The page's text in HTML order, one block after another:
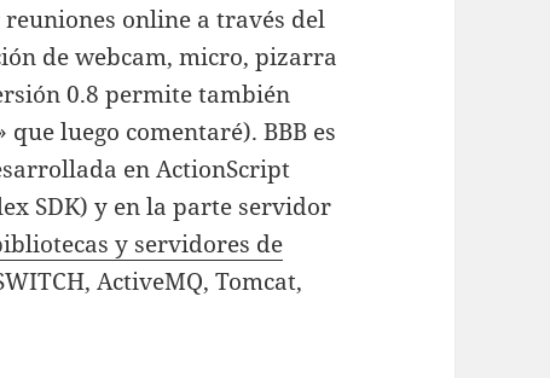
online a través del
de webcam, micro, pizarra
0.8 permite también
luego comentaré). BBB es
en ActionScript
SDK) y en la parte servidor
y servidores de
ActiveMQ, Tomcat,